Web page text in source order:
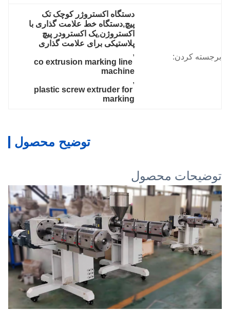
برجسته کردن:
دستگاه اکستروژر کوچک تک
پیچ,دستگاه خط علامت گذاری با
اکستروژن,یک اکسترودر پیچ
پلاستیکی برای علامت گذاری
,
co extrusion marking line
machine
,
plastic screw extruder for
marking
توضیح محصول
توضیحات محصول